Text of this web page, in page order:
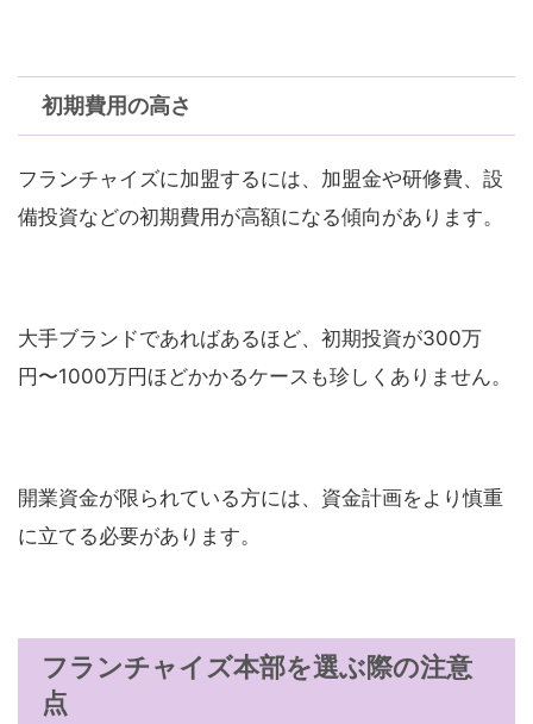
初期費用の高さ
フランチャイズに加盟するには、加盟金や研修費、設
備投資などの初期費用が高額になる傾向があります。
大手ブランドであればあるほど、初期投資が300万
円〜1000万円ほどかかるケースも珍しくありません。
開業資金が限られている方には、資金計画をより慎重
に立てる必要があります。
フランチャイズ本部を選ぶ際の注意
点